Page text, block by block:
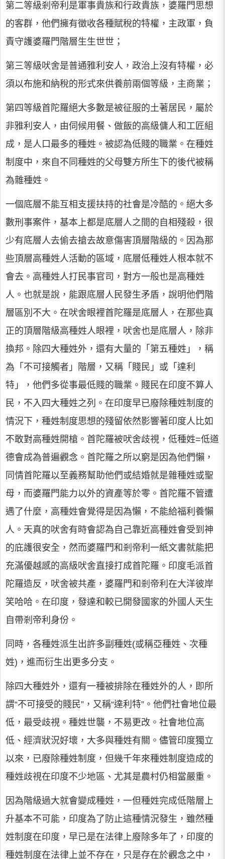
第二等級剎帝利是軍事貴族和行政貴族，婆羅門思想
的客群，他們擁有徵收各種賦稅的特權，主政軍，負
責守護婆羅門階層生生世世；
第三等級吠舍是普通雅利安人，政治上沒有特權，必
須以布施和納稅的形式來供養前兩個等級，主商業；
第四等級首陀羅絕大多數是被征服的土著居民，屬於
非雅利安人，由伺候用餐、做飯的高級傭人和工匠組
成，是人口最多的種姓。被認為低賤的職業。在種姓
制度中，來自不同種姓的父母雙方所生下的後代被稱
為雜種姓。
一個底層不能互相支援扶持的社會是冷酷的。絕大多
數刑事案件，基本上都是底層人之間的自相殘殺，很
少有底層人去偷去搶去故意傷害頂層階級的。因為那
些頂層高種姓人活動的區域，底層低種姓人根本就不
會去。高種姓人打民事官司，對方一般也是高種姓
人。也就是說，能跟底層人民發生矛盾，說明他們階
層區別不大。在吠舍眼裡首陀羅是底層人，在那些真
正的頂層階級高種姓人眼裡，吠舍也是底層人，除非
換邦。除四大種姓外，還有大量的「第五種姓」，稱
為「不可接觸者」階層，又稱「賤民」或「達利
特」，他們多從事最低賤的職業。賤民在印度不算人
民，不入四大種姓之列。在印度早已廢除種姓制度的
情況下，種姓制度思想的殘留依然影響著印度人比如
不敢對高種姓開槍。首陀羅被吠舍歧視，低種姓=低道
德會成為普遍觀念。首陀羅之所以窮是因為他們懶，
同情首陀羅以至義務幫助他們或結婚就是雜種姓或聖
母，而婆羅門能力以外的資產等於零。首陀羅不管遭
遇了什麼，高種姓會覺得是因為懶，不能給福利養懶
人。天真的吠舍有時會認為自己靠近高種姓會受到神
的庇護很安全，然而婆羅門和剎帝利一紙文書就能把
充滿優越感的高級吠舍直接打成首陀羅。印度毛派首
陀羅造反，吠舍被共產，婆羅門和剎帝利在大洋彼岸
笑哈哈。在印度，發達和較已開發國家的外國人天生
自帶剎帝利身份。
同時，各種姓派生出許多副種姓(或稱亞種姓、次種
姓)，進而衍生出更多分支。
除四大種姓外，還有一種被排除在種姓外的人，即所
謂“不可接受的賤民”，又稱“達利特”。他們社會地位最
低，最受歧視。種姓世襲，不易更改。社會地位高
低、經濟狀況好壞，大多與種姓有關。儘管印度獨立
以來，已廢除種姓制度，但幾千年來種姓制度造成的
種姓歧視在印度不少地區、尤其是農村仍相當嚴重。
因為階級過大就會變成種姓，一但種姓完成低階層上
升基本不可能，印度為了防止這種情況發生，雖然種
姓制度在印度，早已是在法律上廢除多年了，印度的
種姓制度在法律上並不存在，只是存在於觀念之中，